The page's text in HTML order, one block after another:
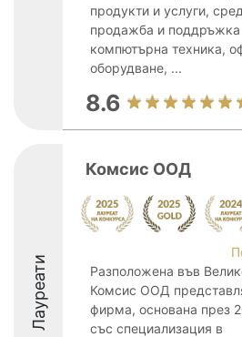
продукти и услуги,
продажба и поддръжка
компютърна техника,
оборудване, ...
8.6
Лауреати
Комсис ООД
Разположена във
Комсис ООД
фирма, основана през
със специализация в